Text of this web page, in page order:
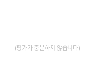
(평가가 충분하지 않습니다)